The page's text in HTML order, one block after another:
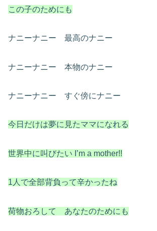
この子のためにも
ナニーナニー 最高のナニー
ナニーナニー 本物のナニー
ナニーナニー すぐ傍にナニー
今日だけは夢に見たママになれる
世界中に叫びたい I’m a mother!!
1人で全部背負って辛かったね
荷物おろして あなたのためにも